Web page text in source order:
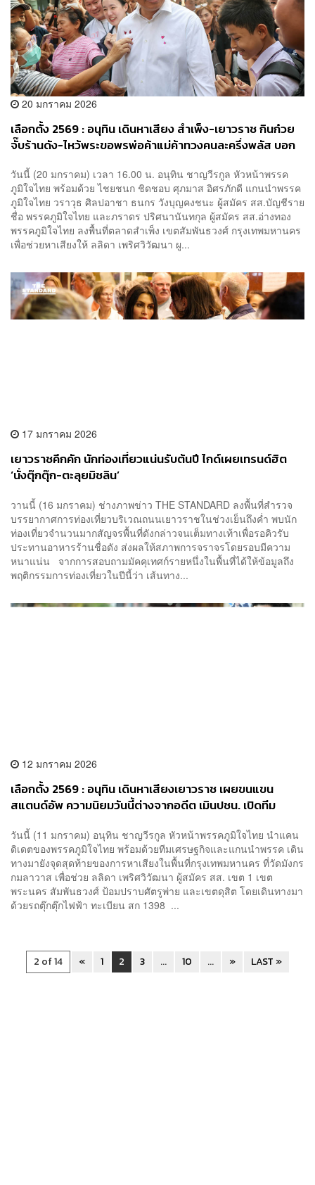
20 มกราคม 2026
เลือกตั้ง 2569 : อนุทิน เดินหาเสียง สำเพ็ง-เยาวราช กินก๋วย
จั๊บร้านดัง-ไหว้พระขอพรพ่อค้าแม่ค้าทวงคนละครึ่งพลัส บอก
กัมพูชาให้ราบคาบ
วันนี้ (20 มกราคม) เวลา 16.00 น. อนุทิน ชาญวีรกูล หัวหน้าพรรค
ภูมิใจไทย พร้อมด้วย ไชยชนก ชิดชอบ ศุภมาส อิศรภักดี แกนนำพรรค
ภูมิใจไทย วราวุธ ศิลปอาชา ธนกร วังบุญคงชนะ ผู้สมัคร สส.บัญชีราย
ชื่อ พรรคภูมิใจไทย และภราดร ปริศนานันทกุล ผู้สมัคร สส.อ่างทอง
พรรคภูมิใจไทย ลงพื้นที่ตลาดสำเพ็ง เขตสัมพันธวงศ์ กรุงเทพมหานคร
เพื่อช่วยหาเสียงให้ ลลิดา เพริศวิวัฒนา ผู...
17 มกราคม 2026
เยาวราชคึกคัก นักท่องเที่ยวแน่นรับต้นปี ไกด์เผยเทรนด์ฮิต
‘นั่งตุ๊กตุ๊ก-ตะลุยมิชลิน’
วานนี้ (16 มกราคม) ช่างภาพข่าว THE STANDARD ลงพื้นที่สำรวจ
บรรยากาศการท่องเที่ยวบริเวณถนนเยาวราชในช่วงเย็นถึงค่ำ พบนัก
ท่องเที่ยวจำนวนมากสัญจรพื้นที่ดังกล่าวจนเต็มทางเท้าเพื่อรอคิวรับ
ประทานอาหารร้านชื่อดัง ส่งผลให้สภาพการจราจรโดยรอบมีความ
หนาแน่น จากการสอบถามมัคคุเทศก์รายหนึ่งในพื้นที่ได้ให้ข้อมูลถึง
พฤติกรรมการท่องเที่ยวในปีนี้ว่า เส้นทาง...
12 มกราคม 2026
เลือกตั้ง 2569 : อนุทิน เดินหาเสียงเยาวราช เผยขนแขน
สแตนด์อัพ ความนิยมวันนี้ต่างจากอดีต เมินปชน. เปิดทีม
วันนี้ (11 มกราคม) อนุทิน ชาญวีรกูล หัวหน้าพรรคภูมิใจไทย นำแคน
ดิเดตของพรรคภูมิใจไทย พร้อมด้วยทีมเศรษฐกิจและแกนนำพรรค เดิน
ทางมายังจุดสุดท้ายของการหาเสียงในพื้นที่กรุงเทพมหานคร ที่วัดมังกร
กมลาวาส เพื่อช่วย ลลิดา เพริศวิวัฒนา ผู้สมัคร สส. เขต 1 เขต
พระนคร สัมพันธวงศ์ ป้อมปราบศัตรูพ่าย และเขตดุสิต โดยเดินทางมา
ด้วยรถตุ๊กตุ๊กไฟฟ้า ทะเบียน สก 1398 ...
2 of 14 « 1 2 3 ... 10 ... » LAST »